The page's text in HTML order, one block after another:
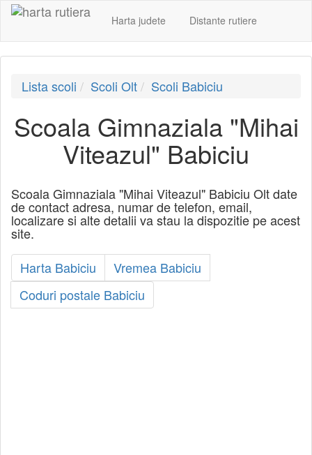
Harta judete Distante rutiere
Lista scoli Scoli Olt Scoli Babiciu
Scoala Gimnaziala "Mihai
Viteazul" Babiciu
Scoala Gimnaziala "Mihai Viteazul" Babiciu Olt date
de contact adresa, numar de telefon, email,
localizare si alte detalii va stau la dispozitie pe acest
site.
Harta Babiciu
Vremea Babiciu
Coduri postale Babiciu